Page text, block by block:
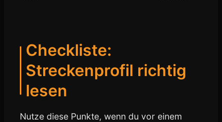
Checkliste:
Streckenprofil richtig
lesen
Nutze diese Punkte, wenn du vor einem